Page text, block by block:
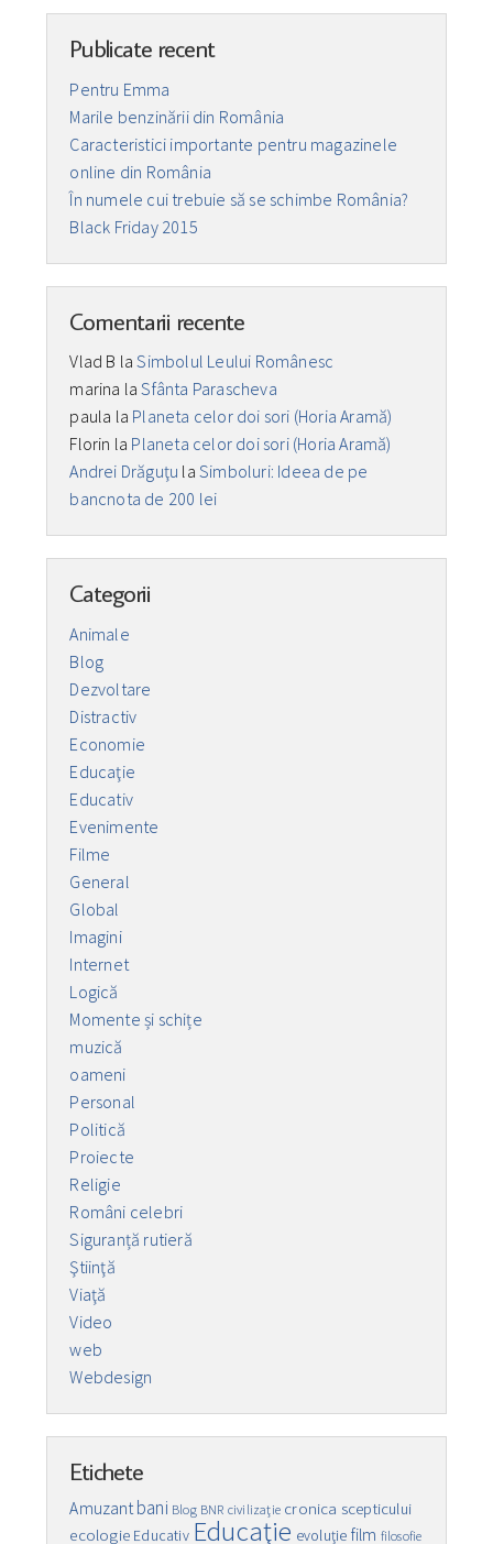
Publicate recent
Pentru Emma
Marile benzinării din România
Caracteristici importante pentru magazinele
online din România
În numele cui trebuie să se schimbe România?
Black Friday 2015
Comentarii recente
Vlad B laSimbolul Leului Românesc
marina laSfânta Parascheva
paula la Planeta celor doi sori (Horia Aramă)
Florin la Planeta celor doi sori (Horia Aramă)
Andrei Drăguţu laSimboluri: Ideea de pe
bancnota de 200 lei
Categorii
Animale
Blog
Dezvoltare
Distractiv
Economie
Educaţie
Educativ
Evenimente
Filme
General
Global
Imagini
Internet
Logică
Momente și schițe
muzică
oameni
Personal
Politică
Proiecte
Religie
Români celebri
Siguranță rutieră
Ştiinţă
Viaţă
Video
web
Webdesign
Etichete
Amuzant bani Blog BNR civilizaţie cronica scepticului
ecologie Educativ Educaţie evoluţie film filosofie